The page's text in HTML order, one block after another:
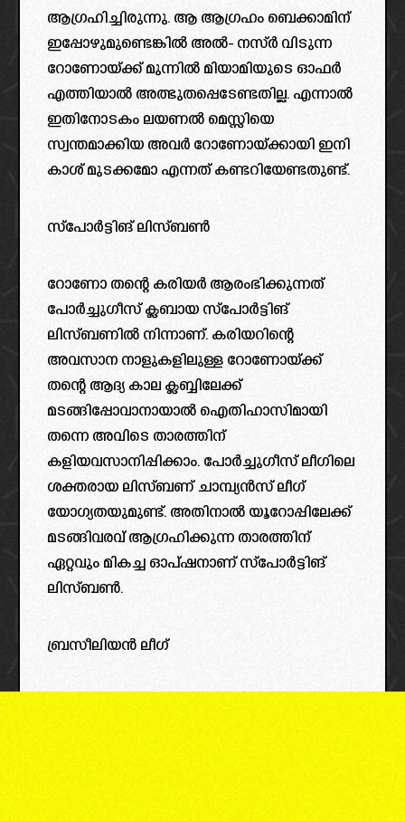
ആഗ്രഹിച്ചിരുന്നു. ആ ആഗ്രഹം ബെക്കാമിന്
ഇപ്പോഴുമുണ്ടെങ്കിൽ അൽ- നസ്ർ വിടുന്ന
റോണോയ്ക്ക് മുന്നിൽ മിയാമിയുടെ ഓഫർ
എത്തിയാൽ അത്ഭുതപ്പെടേണ്ടതില്ല. എന്നാൽ
ഇതിനോടകം ലയണൽ മെസ്സിയെ
സ്വന്തമാക്കിയ അവർ റോണോയ്ക്കായി ഇനി
കാശ് മുടക്കമോ എന്നത് കണ്ടറിയേണ്ടതുണ്ട്.
സ്പോർട്ടിങ് ലിസ്ബൺ
റോണോ തന്റെ കരിയർ ആരംഭിക്കുന്നത്
പോർച്ചുഗീസ് ക്ലബായ സ്പോർട്ടിങ്
ലിസ്ബണിൽ നിന്നാണ്. കരിയറിന്റെ
അവസാന നാളുകളിലുള്ള റോണോയ്ക്ക്
തന്റെ ആദ്യ കാല ക്ലബ്ബിലേക്ക്
മടങ്ങിപ്പോവാനായാൽ ഐതിഹാസിമായി
തന്നെ അവിടെ താരത്തിന്
കളിയവസാനിപ്പിക്കാം. പോർച്ചുഗീസ് ലീഗിലെ
ശക്തരായ ലിസ്ബണ് ചാമ്പ്യൻസ് ലീഗ്
യോഗ്യതയുമുണ്ട്. അതിനാൽ യൂറോപ്പിലേക്ക്
മടങ്ങിവരവ് ആഗ്രഹിക്കുന്ന താരത്തിന്
ഏറ്റവും മികച്ച ഓപ്‌ഷനാണ് സ്പോർട്ടിങ്
ലിസ്ബൺ.
ബ്രസീലിയൻ ലീഗ്